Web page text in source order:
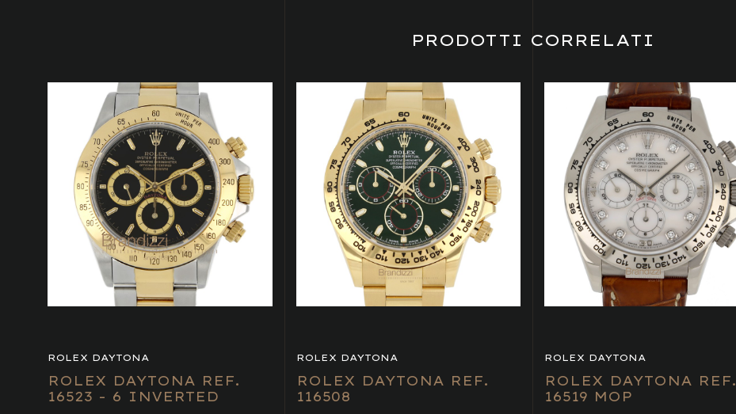
PRODOTTI CORRELATI
ROLEX DAYTONA
ROLEX DAYTONA REF.
16523 - 6 INVERTED
ROLEX DAYTONA
ROLEX DAYTONA REF.
116508
ROLEX DAYTONA
ROLEX DAYTONA REF.
16519 MOP